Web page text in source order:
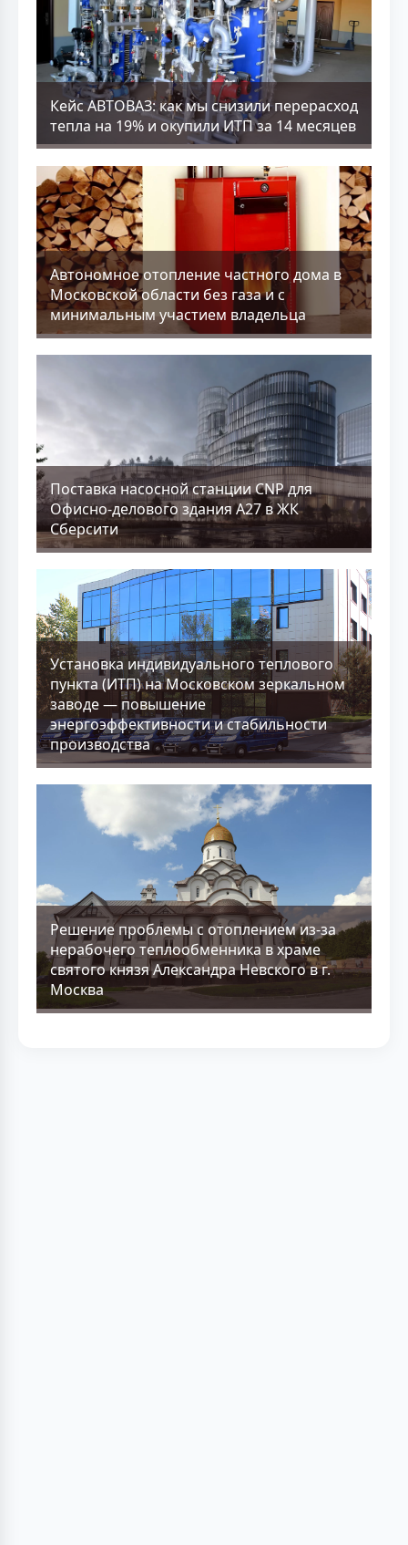
Кейс АВТОВАЗ: как мы снизили перерасход
тепла на 19% и окупили ИТП за 14 месяцев
Aвтономное отопление частного дома в
Московской области без газа и с
минимальным участием владельца
Поставка насосной станции CNP для
Офисно-делового здания А27 в ЖК
Сберсити
Установка индивидуального теплового
пункта (ИТП) на Московском зеркальном
заводе — повышение
энергоэффективности и стабильности
производства
Решение проблемы с отоплением из-за
нерабочего теплообменника в храме
святого князя Александра Невского в г.
Москва